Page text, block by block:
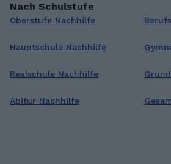
Nach Schulstufe
Oberstufe Nachhilfe
Hauptschule Nachhilfe
Realschule Nachhilfe
Abitur Nachhilfe